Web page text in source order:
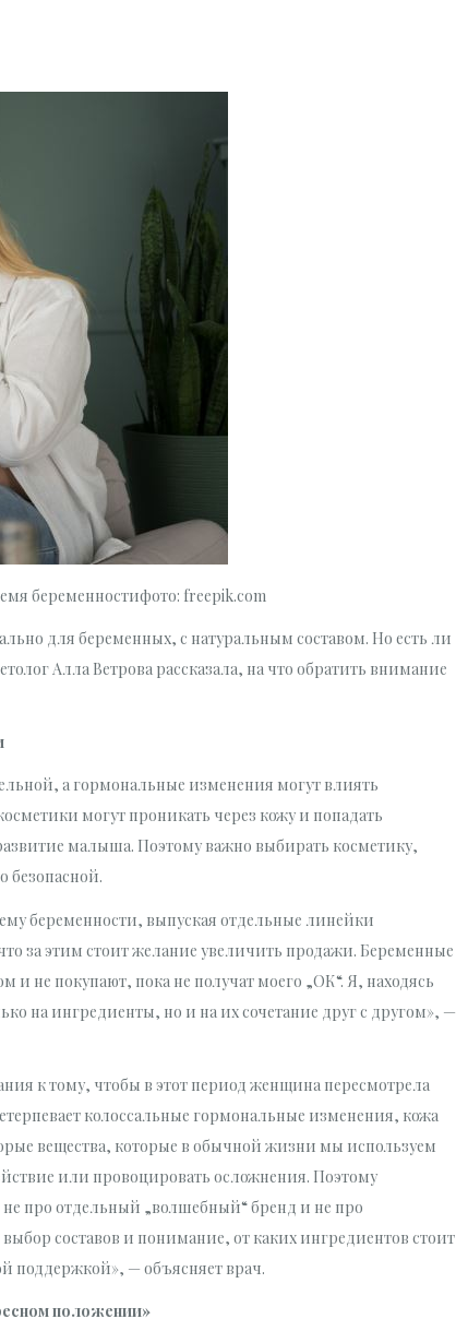
беременностифото: freepik.com
для беременных, с натуральным составом. Но есть ли
Алла Ветрова рассказала, на что обратить внимание
а гормональные изменения могут влиять
могут проникать через кожу и попадать
малыша. Поэтому важно выбирать косметику,
безопасной.
беременности, выпуская отдельные линейки
за этим стоит желание увеличить продажи. Беременные
и не покупают, пока не получат моего „ОК“. Я, находясь
на ингредиенты, но и на их сочетание друг с другом», —
к тому, чтобы в этот период женщина пересмотрела
колоссальные гормональные изменения, кожа
вещества, которые в обычной жизни мы используем
или провоцировать осложнения. Поэтому
не про отдельный „волшебный“ бренд и не про
составов и понимание, от каких ингредиентов стоит
поддержкой», — объясняет врач.
положении»